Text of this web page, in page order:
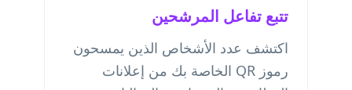
تتبع تفاعل المرشحين
اكتشف عدد الأشخاص الذين يمسحون
رموز QR الخاصة بك من إعلانات